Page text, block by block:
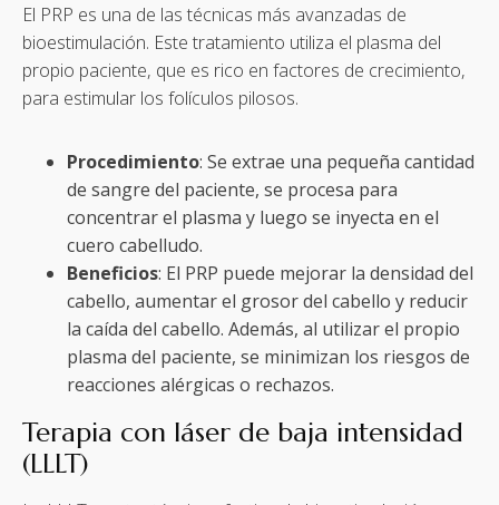
El PRP es una de las técnicas más avanzadas de
bioestimulación. Este tratamiento utiliza el plasma del
propio paciente, que es rico en factores de crecimiento,
para estimular los folículos pilosos.
Procedimiento: Se extrae una pequeña cantidad
de sangre del paciente, se procesa para
concentrar el plasma y luego se inyecta en el
cuero cabelludo.
Beneficios: El PRP puede mejorar la densidad del
cabello, aumentar el grosor del cabello y reducir
la caída del cabello. Además, al utilizar el propio
plasma del paciente, se minimizan los riesgos de
reacciones alérgicas o rechazos.
Terapia con láser de baja intensidad
(LLLT)